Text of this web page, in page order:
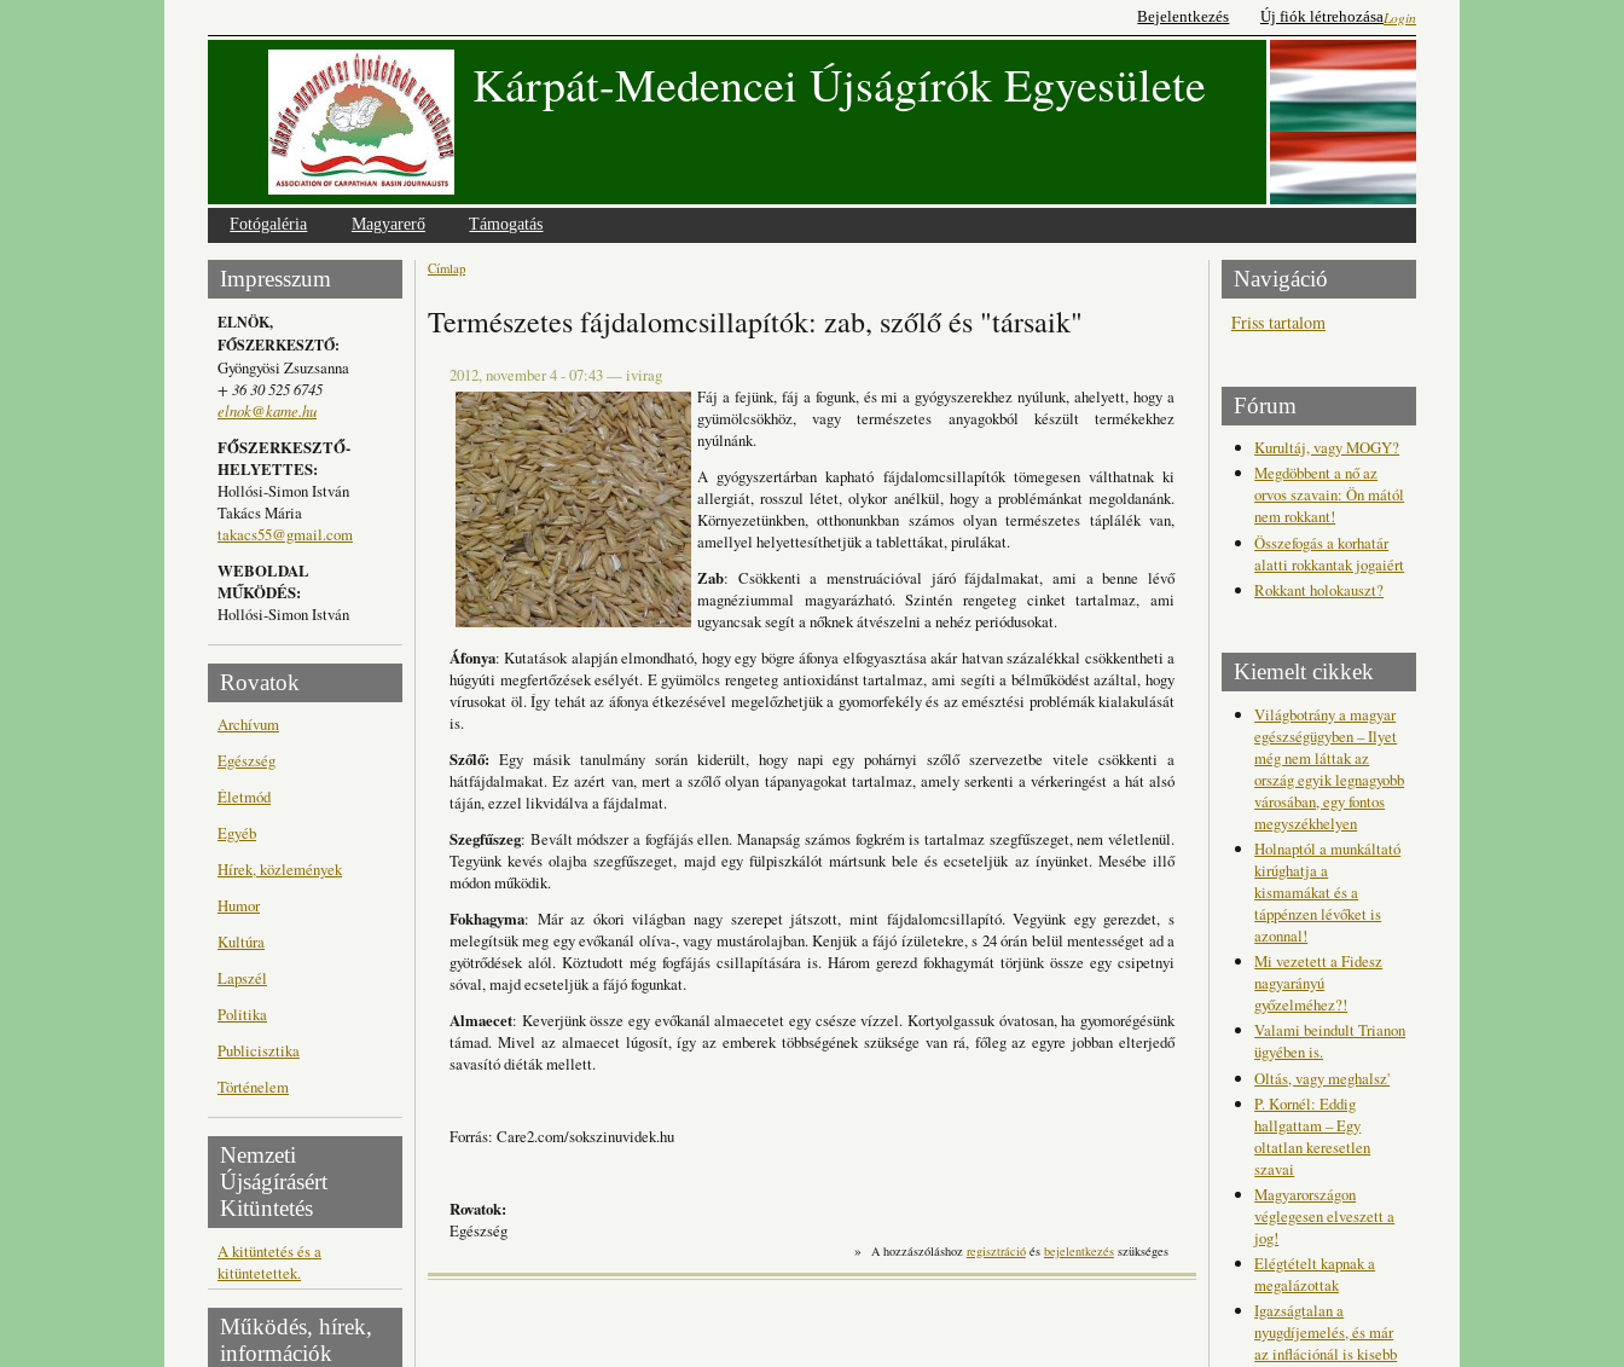
Login
Bejelentkezés Új fiók létrehozása
Kárpát-Medencei Újságírók Egyesülete
Fotógaléria Magyarerő Támogatás
Impresszum
ELNÖK,
FŐSZERKESZTŐ:
Gyöngyösi Zsuzsanna
+ 36 30 525 6745
elnok@kame.hu
FŐSZERKESZTŐ-
HELYETTES:
Hollósi-Simon István
Takács Mária
takacs55@gmail.com
WEBOLDAL
MŰKÖDÉS:
Hollósi-Simon István
Rovatok
Archívum
Egészség
Életmód
Egyéb
Hírek, közlemények
Humor
Kultúra
Lapszél
Politika
Publicisztika
Történelem
Nemzeti
Újságírásért
Kitüntetés
A kitüntetés és a
kitüntetettek.
Működés, hírek,
információk
Jelenlegi hely
Címlap
Természetes fájdalomcsillapítók: zab, szőlő és "társaik"
2012, november 4 - 07:43—ivirag
Fáj a fejünk, fáj a fogunk, és mi a gyógyszerekhez nyúlunk, ahelyett, hogy a
gyümölcsökhöz, vagy természetes anyagokból készült termékekhez
nyúlnánk.
A gyógyszertárban kapható fájdalomcsillapítók tömegesen válthatnak ki
allergiát, rosszul létet, olykor anélkül, hogy a problémánkat megoldanánk.
Környezetünkben, otthonunkban számos olyan természetes táplálék van,
amellyel helyettesíthetjük a tablettákat, pirulákat.
Zab: Csökkenti a menstruációval járó fájdalmakat, ami a benne lévő
magnéziummal magyarázható. Szintén rengeteg cinket tartalmaz, ami
ugyancsak segít a nőknek átvészelni a nehéz periódusokat.
Áfonya: Kutatások alapján elmondható, hogy egy bögre áfonya elfogyasztása akár hatvan százalékkal csökkentheti a
húgyúti megfertőzések esélyét. E gyümölcs rengeteg antioxidánst tartalmaz, ami segíti a bélműködést azáltal, hogy
vírusokat öl. Így tehát az áfonya étkezésével megelőzhetjük a gyomorfekély és az emésztési problémák kialakulását
is.
Szőlő: Egy másik tanulmány során kiderült, hogy napi egy pohárnyi szőlő szervezetbe vitele csökkenti a
hátfájdalmakat. Ez azért van, mert a szőlő olyan tápanyagokat tartalmaz, amely serkenti a vérkeringést a hát alsó
táján, ezzel likvidálva a fájdalmat.
Szegfűszeg: Bevált módszer a fogfájás ellen. Manapság számos fogkrém is tartalmaz szegfűszeget, nem véletlenül.
Tegyünk kevés olajba szegfűszeget, majd egy fülpiszkálót mártsunk bele és ecseteljük az ínyünket. Mesébe illő
módon működik.
Fokhagyma: Már az ókori világban nagy szerepet játszott, mint fájdalomcsillapító. Vegyünk egy gerezdet, s
melegítsük meg egy evőkanál olíva-, vagy mustárolajban. Kenjük a fájó ízületekre, s 24 órán belül mentességet ad a
gyötrődések alól. Köztudott még fogfájás csillapítására is. Három gerezd fokhagymát törjünk össze egy csipetnyi
sóval, majd ecseteljük a fájó fogunkat.
Almaecet: Keverjünk össze egy evőkanál almaecetet egy csésze vízzel. Kortyolgassuk óvatosan, ha gyomorégésünk
támad. Mivel az almaecet lúgosít, így az emberek többségének szüksége van rá, főleg az egyre jobban elterjedő
savasító diéták mellett.
Forrás: Care2.com/sokszinuvidek.hu
Rovatok:
Egészség
» A hozzászóláshoz regisztrációés bejelentkezésszükséges
Navigáció
Friss tartalom
Fórum
Kurultáj, vagy MOGY?
Megdöbbent a nő az
orvos szavain: Ön mától
nem rokkant!
Összefogás a korhatár
alatti rokkantak jogaiért
Rokkant holokauszt?
Kiemelt cikkek
Világbotrány a magyar
egészségügyben – Ilyet
még nem láttak az
ország egyik legnagyobb
városában, egy fontos
megyszékhelyen
Holnaptól a munkáltató
kirúghatja a
kismamákat és a
táppénzen lévőket is
azonnal!
Mi vezetett a Fidesz
nagyarányú
győzelméhez?!
Valami beindult Trianon
ügyében is.
Oltás, vagy meghalsz'
P. Kornél: Eddig
hallgattam – Egy
oltatlan keresetlen
szavai
Magyarországon
véglegesen elveszett a
jog!
Elégtételt kapnak a
megalázottak
Igazságtalan a
nyugdíjemelés, és már
az inflációnál is kisebb